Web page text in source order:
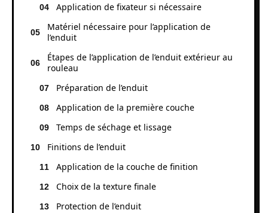
Application de fixateur si nécessaire
Matériel nécessaire pour l’application de
l’enduit
Étapes de l’application de l’enduit extérieur au
rouleau
Préparation de l’enduit
Application de la première couche
Temps de séchage et lissage
Finitions de l’enduit
Application de la couche de finition
Choix de la texture finale
Protection de l’enduit